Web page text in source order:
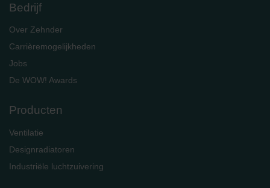
Bedrijf
Over Zehnder
Carrièremogelijkheden
Jobs
De WOW! Awards
Producten
Ventilatie
Designradiatoren
Industriële luchtzuivering